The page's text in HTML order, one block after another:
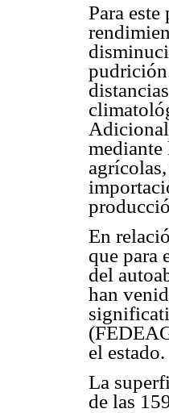
Para
En
que para
del
han
el estado.
La
de las